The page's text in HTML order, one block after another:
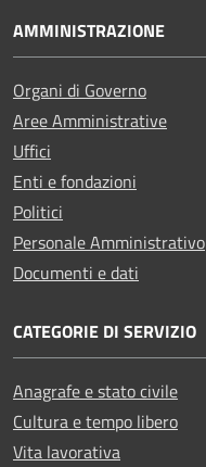
AMMINISTRAZIONE
Organi di Governo
Aree Amministrative
Uffici
Enti e fondazioni
Politici
Personale Amministrativo
Documenti e dati
CATEGORIE DI SERVIZIO
Anagrafe e stato civile
Cultura e tempo libero
Vita lavorativa